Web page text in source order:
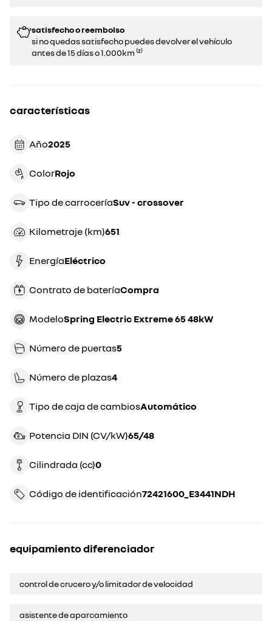
satisfecho o reembolso
si no quedas satisfecho puedes devolver el vehículo
antes de 15 días o 1.000km ⁽²⁾
características
Año 2025
Color rojo
Tipo de carrocería suv - crossover
Kilometraje (km) 651
Energía eléctrico
Contrato de batería compra
Modelo Spring Electric Extreme 65 48kW
Número de puertas5
Número de plazas4
Tipo de caja de cambios automático
Potencia DIN (CV/kW) 65/48
Cilindrada (cc)0
Código de identificación 72421600_E3441NDH
equipamiento diferenciador
control de crucero y/o limitador de velocidad
asistente de aparcamiento